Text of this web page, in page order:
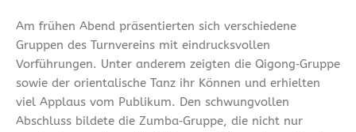
Am frühen Abend präsentierten sich verschiedene
Gruppen des Turnvereins mit eindrucksvollen
Vorführungen. Unter anderem zeigten die Qigong‑Gruppe
sowie der orientalische Tanz ihr Können und erhielten
viel Applaus vom Publikum. Den schwungvollen
Abschluss bildete die Zumba‑Gruppe, die nicht nur